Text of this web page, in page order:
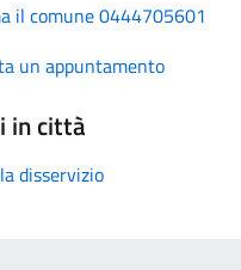
il comune 0444705601
un appuntamento
in città
disservizio